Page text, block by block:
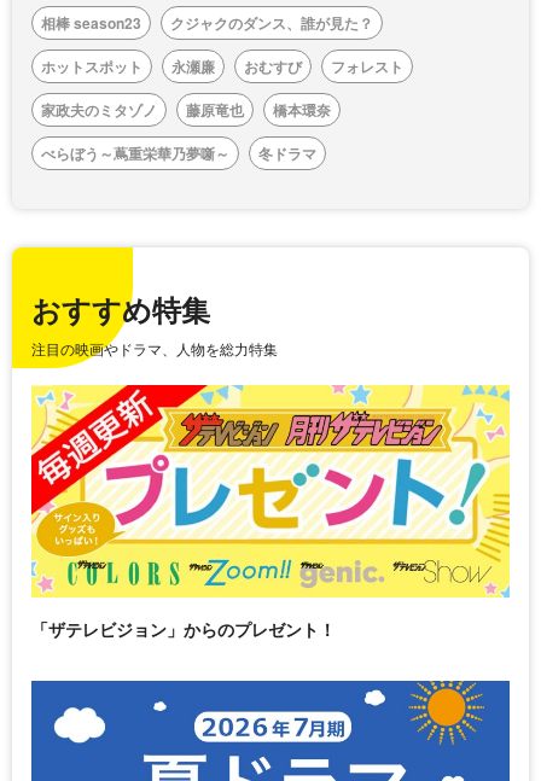
相棒 season23
クジャクのダンス、誰が見た？
ホットスポット
永瀬廉 おむすび
フォレスト
家政夫のミタゾノ
藤原竜也
橋本環奈
べらぼう～蔦重栄華乃夢噺～
冬ドラマ
おすすめ特集
注目の映画やドラマ、人物を総力特集
「ザテレビジョン」からのプレゼント！